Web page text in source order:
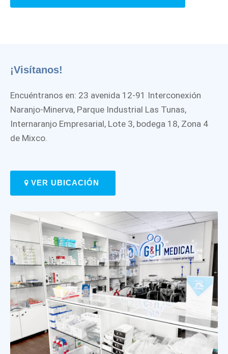
¡Visítanos!
Encuéntranos en: 23 avenida 12-91 Interconexión
Naranjo-Minerva, Parque Industrial Las Tunas,
Internaranjo Empresarial, Lote 3, bodega 18, Zona 4
de Mixco.
VER UBICACIÓN